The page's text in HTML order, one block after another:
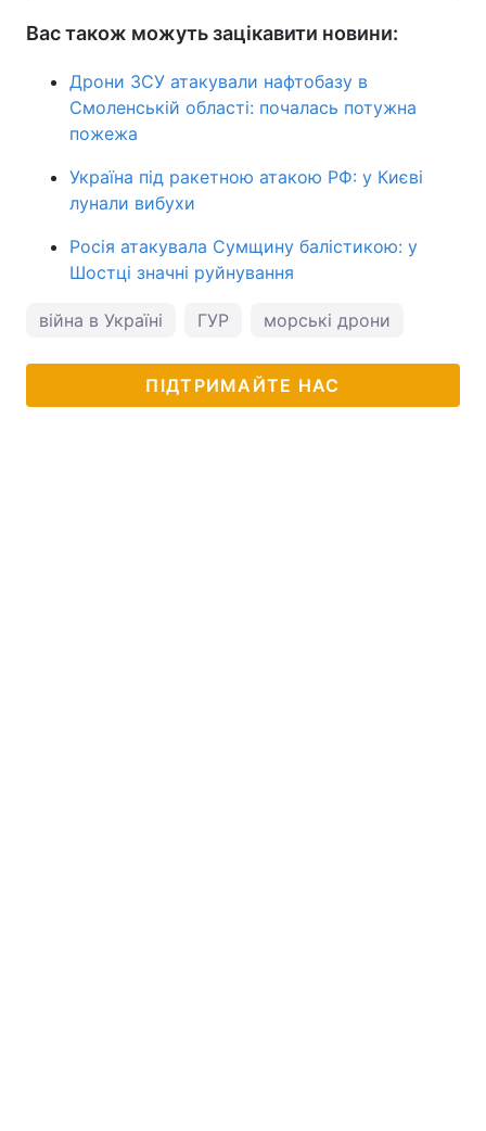
Вас також можуть зацікавити новини:
Дрони ЗСУ атакували нафтобазу в
Смоленській області: почалась потужна
пожежа
Україна під ракетною атакою РФ: у Києві
лунали вибухи
Росія атакувала Сумщину балістикою: у
Шостці значні руйнування
війна в Україні ГУР морські дрони
ПІДТРИМАЙТЕ НАС